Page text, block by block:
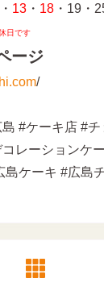
13 ・ 18 ・19・
日です
ージ
/
#ケーキ店 #
レーションケ
ケーキ #広島